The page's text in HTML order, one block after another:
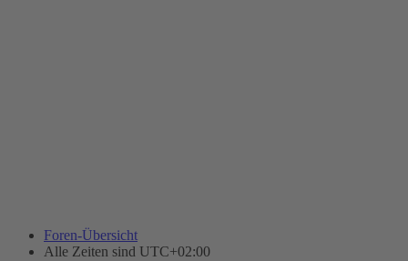
Foren-Übersicht
Alle Zeiten sind UTC+02:00